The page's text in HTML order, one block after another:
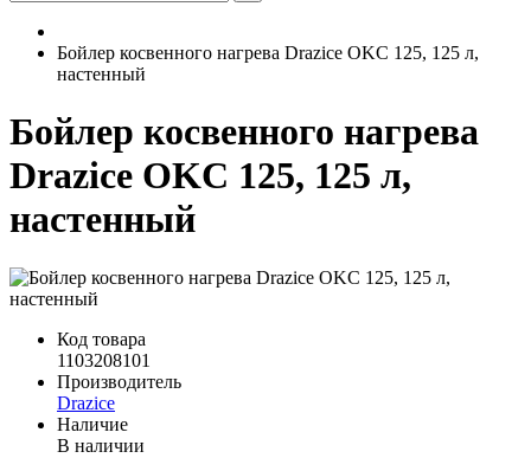
Бойлер косвенного нагрева Drazice OKC 125, 125 л,
настенный
Бойлер косвенного нагрева
Drazice OKC 125, 125 л,
настенный
Код товара
1103208101
Производитель
Drazice
Наличие
В наличии